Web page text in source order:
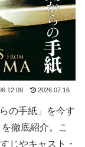
2026.07.16
の手紙」を今す
徹底紹介。こ
じやキャスト・